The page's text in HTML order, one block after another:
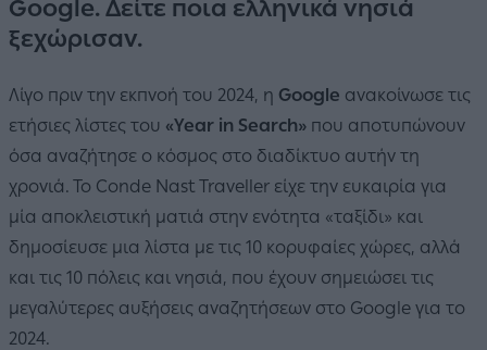
Google. Δείτε ποια ελληνικά νησιά
ξεχώρισαν.
Λίγο πριν την εκπνοή του 2024, η Google ανακοίνωσε τις
ετήσιες λίστες του «Year in Search» που αποτυπώνουν
όσα αναζήτησε ο κόσμος στο διαδίκτυο αυτήν τη
χρονιά. Το Conde Nast Traveller είχε την ευκαιρία για
μία αποκλειστική ματιά στην ενότητα «ταξίδι» και
δημοσίευσε μια λίστα με τις 10 κορυφαίες χώρες, αλλά
και τις 10 πόλεις και νησιά, που έχουν σημειώσει τις
μεγαλύτερες αυξήσεις αναζητήσεων στο Google για το
2024.